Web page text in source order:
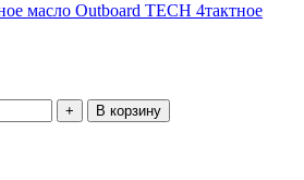
масло Outboard TECH 4тактное
В корзину